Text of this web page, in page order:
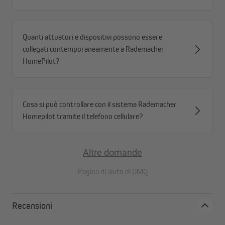
Ai sensi dell'art. 62 del Regolamento (UE) 2023/1542, si
Quanti attuatori e dispositivi possono essere
collegati contemporaneamente a Rademacher
HomePilot?
Cosa si può controllare con il sistema Rademacher
Homepilot tramite il telefono cellulare?
Altre domande
Pagina di aiuto di OMQ
Recensioni